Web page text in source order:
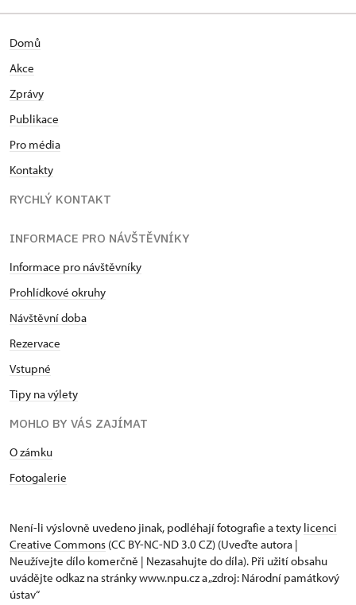
Domů
Akce
Zprávy
Publikace
Pro média
Kontakty
RYCHLÝ KONTAKT
INFORMACE PRO NÁVŠTĚVNÍKY
Informace pro návštěvníky
Prohlídkové okruhy
Návštěvní doba
Rezervace
Vstupné
Tipy na výlety
MOHLO BY VÁS ZAJÍMAT
O zámku
Fotogalerie
Není-li výslovně uvedeno jinak, podléhají fotografie a texty licenci
Creative Commons (CC BY-NC-ND 3.0 CZ) (Uveďte autora |
Neužívejte dílo komerčně | Nezasahujte do díla). Při užití obsahu
uvádějte odkaz na stránky www.npu.cz a „zdroj: Národní památkový
ústav“